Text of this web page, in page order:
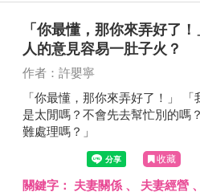
「你最懂，那你來弄好了
人的意見容易一肚子火？
作者：許嬰寧
「你最懂，那你來弄好了！」
是太閒嗎？不會先去幫忙別的嗎
難處理嗎？」
收藏
關鍵字： 夫妻關係 、 夫妻經營 、